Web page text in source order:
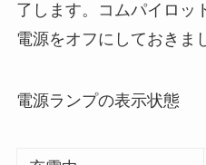
了します。コムパイロ
電源をオフにしておきま
電源ランプの表示状態